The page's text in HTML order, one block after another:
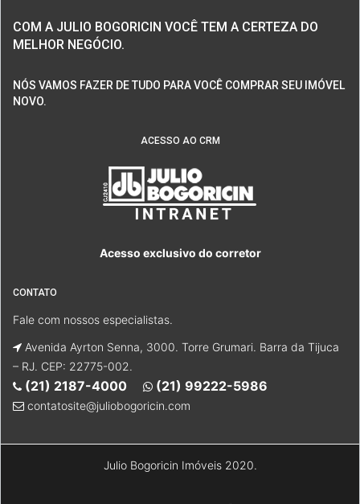
COM A JULIO BOGORICIN VOCÊ TEM A CERTEZA DO
MELHOR NEGÓCIO.
NÓS VAMOS FAZER DE TUDO PARA VOCÊ COMPRAR SEU IMÓVEL
NOVO.
ACESSO AO CRM
Acesso exclusivo do corretor
CONTATO
Fale com nossos especialistas.
Avenida Ayrton Senna, 3000. Torre Grumari. Barra da Tijuca
– RJ. CEP: 22775-002.
(21) 2187-4000 (21) 99222-5986
contatosite@juliobogoricin.com
Julio Bogoricin Imóveis 2020.